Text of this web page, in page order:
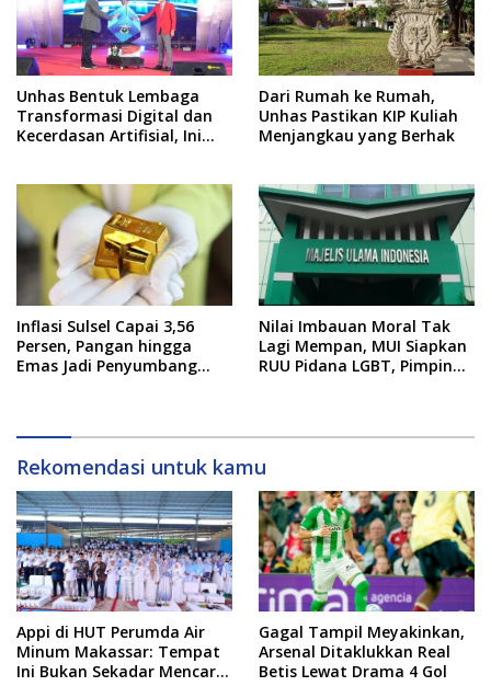
Unhas Bentuk Lembaga
Transformasi Digital dan
Kecerdasan Artifisial, Ini
Dari Rumah ke Rumah,
Unhas Pastikan KIP Kuliah
Menjangkau yang Berhak
Inflasi Sulsel Capai 3,56
Persen, Pangan hingga
Emas Jadi Penyumbang
Nilai Imbauan Moral Tak
Lagi Mempan, MUI Siapkan
RUU Pidana LGBT, Pimpinan
Rekomendasi untuk kamu
Appi di HUT Perumda Air
Minum Makassar: Tempat
Ini Bukan Sekadar Mencari
Gagal Tampil Meyakinkan,
Arsenal Ditaklukkan Real
Betis Lewat Drama 4 Gol